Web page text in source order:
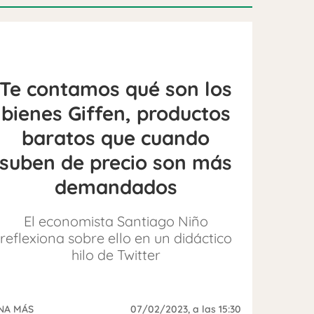
Te contamos qué son los
bienes Giffen, productos
baratos que cuando
suben de precio son más
demandados
El economista Santiago Niño
reflexiona sobre ello en un didáctico
hilo de Twitter
MÁS 07/02/2023, a las 15:30